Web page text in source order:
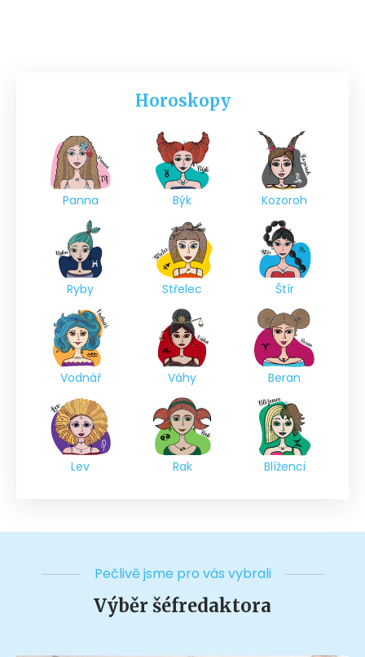
Horoskopy
Panna Býk Kozoroh
Ryby Střelec Štír
Vodnář Váhy Beran
Lev Rak Blíženci
Pečlivě jsme pro vás vybrali
Výběr šéfredaktora